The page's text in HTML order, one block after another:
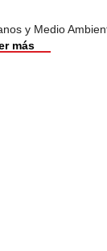
y Medio
más